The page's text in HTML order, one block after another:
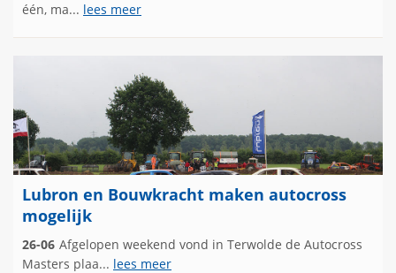
één, ma... lees meer
Lubron en Bouwkracht maken autocross
mogelijk
26-06 Afgelopen weekend vond in Terwolde de Autocross
Masters plaa... lees meer